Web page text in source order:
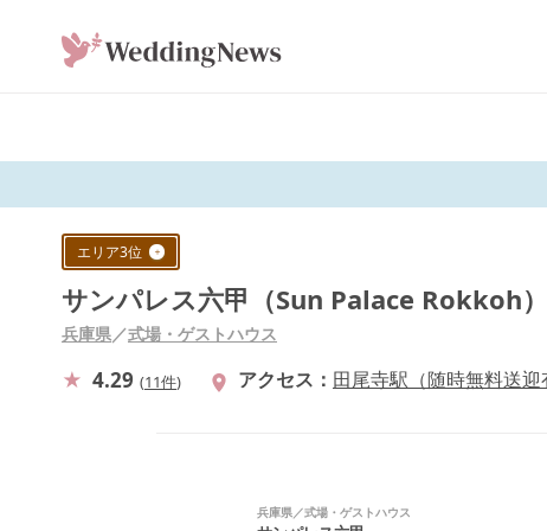
エリア3位
サンパレス六甲（Sun Palace Rokkoh）
兵庫県／式場・ゲストハウス
4.29 (11件) アクセス 田尾寺駅（随時無料送迎
兵庫県／式場・ゲストハウス